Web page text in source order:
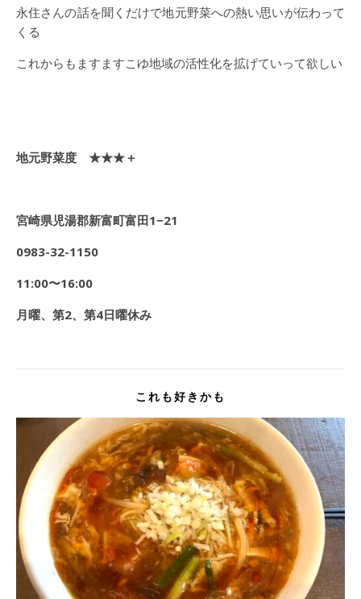
永住さんの話を聞くだけで地元野菜への熱い思いが伝わって
くる
これからもますますこゆ地域の活性化を拡げていって欲しい
地元野菜度 ★★★＋
宮崎県児湯郡新富町富田1−21
0983-32-1150
11:00〜16:00
月曜、第2、第4日曜休み
これも好きかも